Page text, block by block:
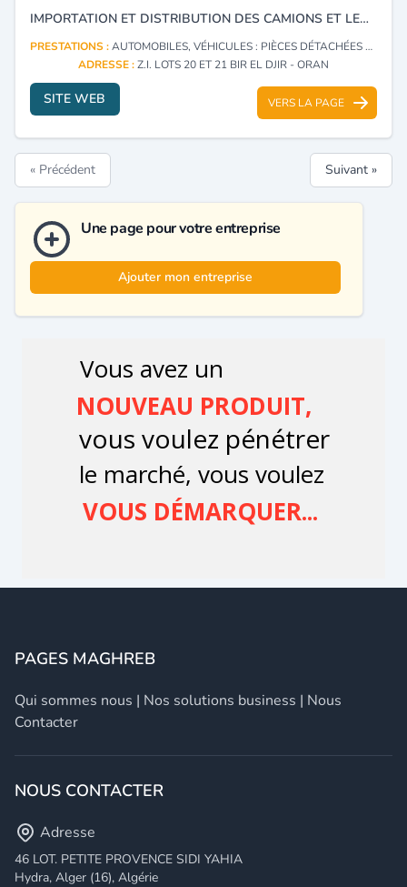
IMPORTATION ET DISTRIBUTION DES CAMIONS ET LEURS PIÈCES DE RECHANGE: PICK UP, PLATEAUX, FRIGO, CONTENEURS, TRACTEURS ROUTIERS, BENNES, CHARGEURS, MALAXEURS, BUS ET BULLDOZER.
PRESTATIONS :AUTOMOBILES, VÉHICULES : PIÈCES DÉTACHÉES ET ACCESSOIRES (DÉTAIL)
ADRESSE :Z.I. LOTS 20 ET 21 BIR EL DJIR - ORAN
SITE WEB VERS LA PAGE
« Précédent Suivant »
Une page pour votre entreprise
Ajouter mon entreprise
PAGES MAGHREB
Qui sommes nous | Nos solutions business | Nous
Contacter
NOUS CONTACTER
Adresse
46 LOT. PETITE PROVENCE SIDI YAHIA
Hydra, Alger (16), Algérie